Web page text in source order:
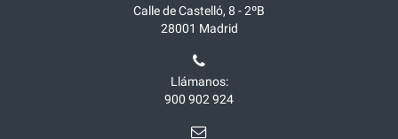
Calle de Castelló, 8 - 2ºB
28001 Madrid
Llámanos:
900 902 924